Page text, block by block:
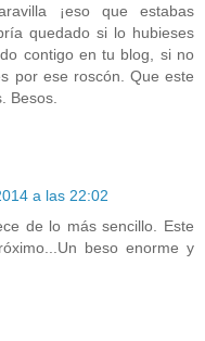
¡eso que estabas
quedado si lo hubieses
contigo en tu blog, si no
por ese roscón. Que este
Besos.
a las 22:02
de lo más sencillo. Este
beso enorme y